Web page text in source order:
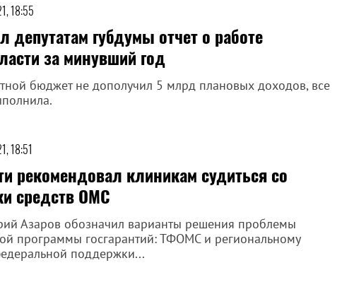
18:55
губдумы отчет о работе
за минувший год
бюджет не дополучил 5 млрд плановых доходов, все
18:51
рекомендовал клиникам судиться со
средств ОМС
Азаров обозначил варианты решения проблемы
программы госгарантий: ТФОМС и региональному
поддержки...